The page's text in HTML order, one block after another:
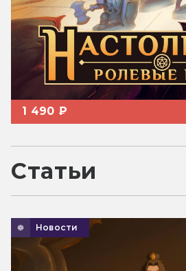
1 490 ₽
Статьи
Новости